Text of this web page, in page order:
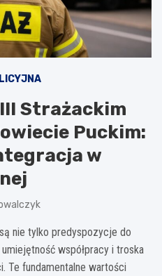
Strażackim
Puckim:
w
nie tylko predyspozycje do
współpracy i troska
Te fundamentalne wartości